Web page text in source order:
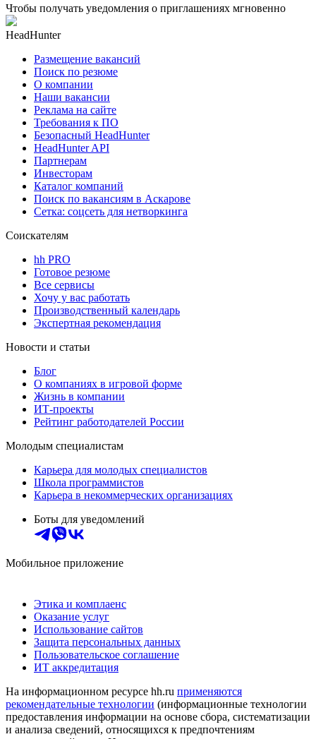
Чтобы получать уведомления о приглашениях мгновенно
HeadHunter
Размещение вакансий
Поиск по резюме
О компании
Наши вакансии
Реклама на сайте
Требования к ПО
Безопасный HeadHunter
HeadHunter API
Партнерам
Инвесторам
Каталог компаний
Поиск по вакансиям в Аскарове
Сетка: соцсеть для нетворкинга
Соискателям
hh PRO
Готовое резюме
Все сервисы
Хочу у вас работать
Производственный календарь
Экспертная рекомендация
Новости и статьи
Блог
О компаниях в игровой форме
Жизнь в компании
ИТ-проекты
Рейтинг работодателей России
Молодым специалистам
Карьера для молодых специалистов
Школа программистов
Карьера в некоммерческих организациях
Боты для уведомлений
Мобильное приложение
Этика и комплаенс
Оказание услуг
Использование сайтов
Защита персональных данных
Пользовательское соглашение
ИТ аккредитация
На информационном ресурсе hh.ru применяются
рекомендательные технологии (информационные технологии
предоставления информации на основе сбора, систематизации
и анализа сведений, относящихся к предпочтениям